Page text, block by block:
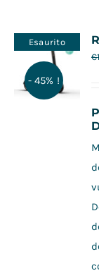
Esaurito
- 45% !
€